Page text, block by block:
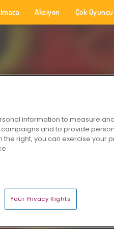
Aksiyon Çok
information to measure
and to provide
the right, you can exercise your
Your Privacy Rights